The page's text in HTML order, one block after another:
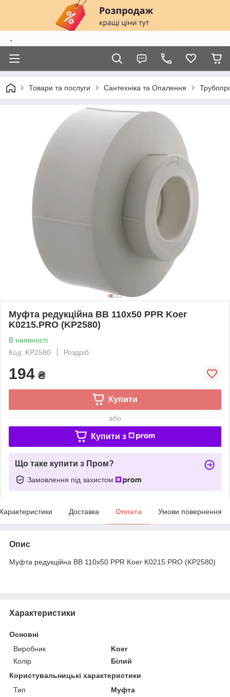
.
Товари та послуги Сантехніка та Опалення
Муфта редукційна ВВ 110x50 PPR Koer
K0215.PRO (KP2580)
В наявності
Код: KP2580
Роздріб
194 ₴
Купити
або
Купити з
Що таке купити з Пром?
Замовлення під захистом
Доставка Оплата Умови повернення
Опис
Муфта редукційна ВВ 110x50 PPR Koer K0215.PRO (KP2580)
Характеристики
Основні
Виробник
Koer
Колір
Білий
Користувальницькі характеристики
Тип
Муфта